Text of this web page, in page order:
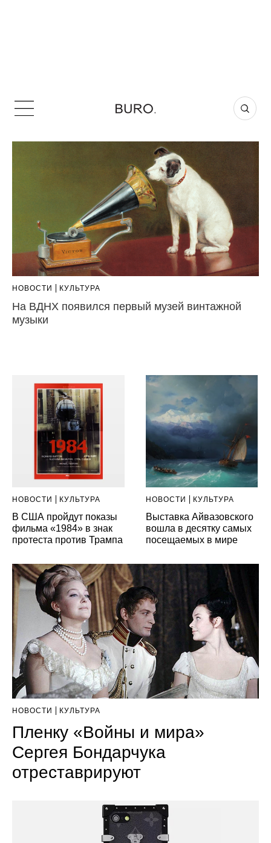
НОВОСТИ КУЛЬТУРА
На ВДНХ появился первый музей винтажной
музыки
НОВОСТИ КУЛЬТУРА
В США пройдут показы
фильма «1984» в знак
протеста против Трампа
НОВОСТИ КУЛЬТУРА
Выставка Айвазовского
вошла в десятку самых
посещаемых в мире
НОВОСТИ КУЛЬТУРА
Пленку «Войны и мира»
Сергея Бондарчука
отреставрируют